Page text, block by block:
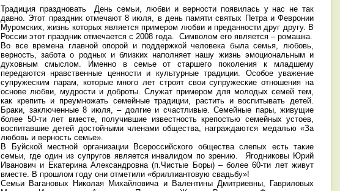
Традиция праздновать День семьи, любви и верности появилась у нас не так
давно. Этот праздник отмечают 8 июля, в день памяти святых Петра и Февронии
Муромских, жизнь которых является примером любви и преданности друг другу. В
России этот праздник отмечается с 2008 года. Символом его является – ромашка.
Во все времена главной опорой и поддержкой человека была семья, любовь,
верность, забота о родных и близких наполняет нашу жизнь эмоциональным и
духовным смыслом. Именно в семье от старшего поколения к младшему
передаются нравственные ценности и культурные традиции. Особое уважение
супружеским парам, которые много лет строят свои супружеские отношения на
основе любви, мудрости и доброты. Служат примером для молодых семей тем,
как крепить и преумножать семейные традиции, растить и воспитывать детей.
Браки, заключенные 8 июля, – долгие и счастливые. Семейные пары, живущие
более 50-ти лет вместе, получившие известность крепостью семейных устоев,
воспитавшие детей достойными членами общества, награждаются медалью «За
любовь и верность семье».
В Буйской местной организации Всероссийского общества слепых есть такие
семьи, где один из супругов является инвалидом по зрению. Ягодниковы Юрий
Иванович и Екатерина Александровна (п.Чистые Боры) – более 60-ти лет живут
вместе. В прошлом году они отметили «бриллиантовую свадьбу»!
Семьи Вагановых Николая Михайловича и Валентины Дмитриевны, Гавриловых